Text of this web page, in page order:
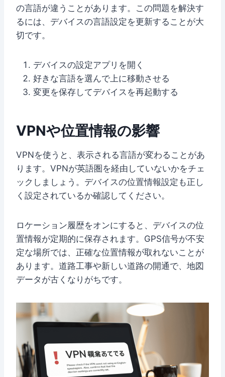
の言語が違うことがあります。この問題を解決す
るには、デバイスの言語設定を更新することが大
切です。
デバイスの設定アプリを開く
好きな言語を選んで上に移動させる
変更を保存してデバイスを再起動する
VPNや位置情報の影響
VPNを使うと、表示される言語が変わることがあ
ります。VPNが英語圏を経由していないかをチェ
ックしましょう。デバイスの位置情報設定も正し
く設定されているか確認してください。
ロケーション履歴をオンにすると、デバイスの位
置情報が定期的に保存されます。GPS信号が不安
定な場所では、正確な位置情報が取れないことが
あります。道路工事や新しい道路の開通で、地図
データが古くなりがちです。